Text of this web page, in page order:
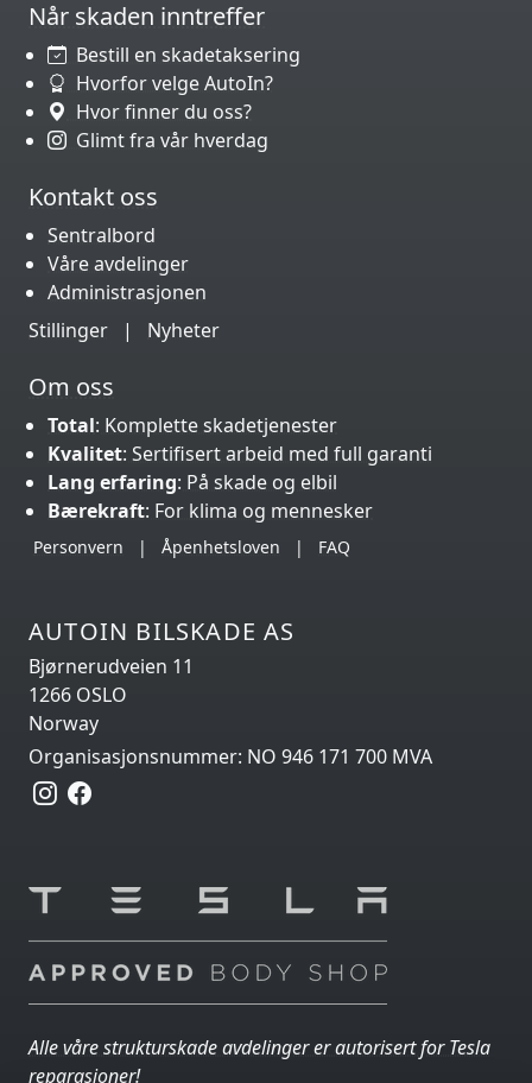
Når skaden inntreffer
Bestill en skadetaksering
Hvorfor velge AutoIn?
Hvor finner du oss?
Glimt fra vår hverdag
Kontakt oss
Sentralbord
Våre avdelinger
Administrasjonen
Stillinger | Nyheter
Om oss
Total: Komplette skadetjenester
Kvalitet: Sertifisert arbeid med full garanti
Lang erfaring: På skade og elbil
Bærekraft: For klima og mennesker
Personvern | Åpenhetsloven | FAQ
AUTOIN BILSKADE AS
Bjørnerudveien 11
1266 OSLO
Norway
Organisasjonsnummer: NO 946 171 700 MVA
Alle våre strukturskade avdelinger er autorisert for Tesla
reparasjoner!